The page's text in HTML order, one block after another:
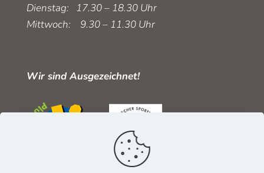
Dienstag: 17.30 – 18.30 Uhr
Mittwoch: 9.30 – 11.30 Uhr
Wir sind Ausgezeichnet!